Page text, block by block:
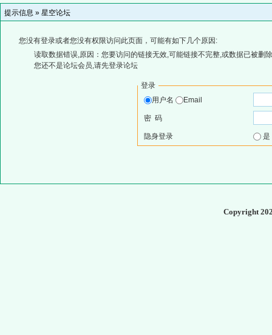
提示信息 » 星空论坛
您没有登录或者您没有权限访问此页面，可能有如下几个原因:
读取数据错误,原因：您要访问的链接无效,可能链接不完整,或数据已被删
您还不是论坛会员,请先登录论坛
登录
用户名
Email
密 码
隐身登录
Copyright